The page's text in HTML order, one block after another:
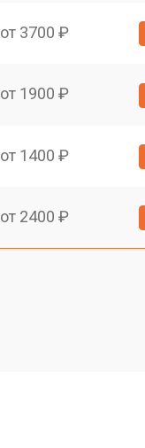
от 3700 ₽
от 1900 ₽
от 1400 ₽
от 2400 ₽